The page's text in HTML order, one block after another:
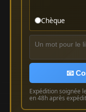
Chèque
📧
Expédition soignée
en 48h après